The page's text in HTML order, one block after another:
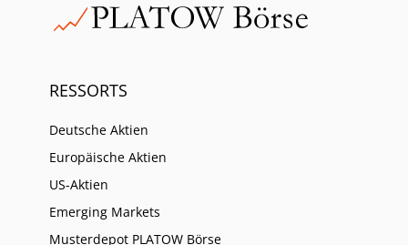
RESSORTS
Deutsche Aktien
Europäische Aktien
US-Aktien
Emerging Markets
Musterdepot PLATOW Börse